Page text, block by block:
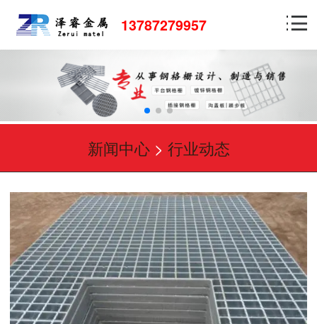
13787279957
新闻中心> 行业动态